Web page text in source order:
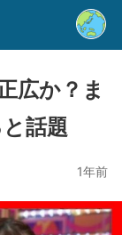
広か？ま
話題
1年前